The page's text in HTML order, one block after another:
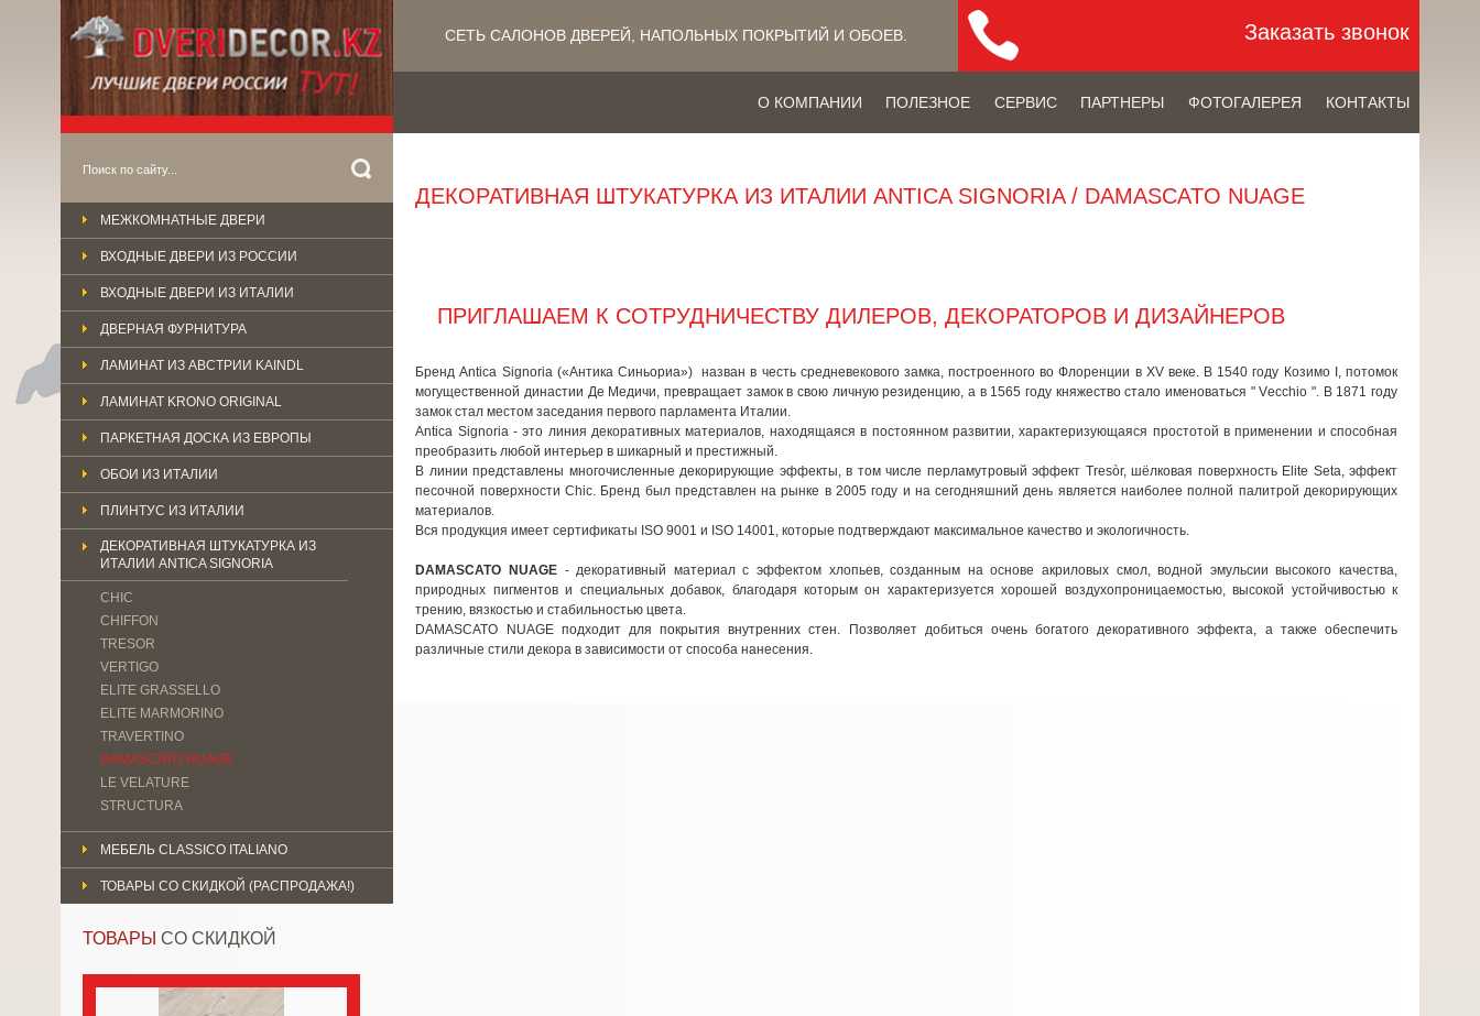
СЕТЬ САЛОНОВ ДВЕРЕЙ, НАПОЛЬНЫХ ПОКРЫТИЙ​ И ОБОЕВ. Заказать звонок
О КОМПАНИИ ПОЛЕЗНОЕ СЕРВИС ПАРТНЕРЫ ФОТОГАЛЕРЕЯ КОНТАКТЫ
МЕЖКОМНАТНЫЕ ДВЕРИ
ВХОДНЫЕ ДВЕРИ ИЗ РОССИИ
ВХОДНЫЕ ДВЕРИ ИЗ ИТАЛИИ
ДВЕРНАЯ ФУРНИТУРА
ЛАМИНАТ ИЗ АВСТРИИ KAINDL
ЛАМИНАТ KRONO ORIGINAL
ПАРКЕТНАЯ ДОСКА ИЗ ЕВРОПЫ
ОБОИ ИЗ ИТАЛИИ
ПЛИНТУС ИЗ ИТАЛИИ
ДЕКОРАТИВНАЯ ШТУКАТУРКА ИЗ
ИТАЛИИ ANTICA SIGNORIA
CHIC
CHIFFON
TRESOR
VERTIGO
ELITE GRASSELLO
ELITE MARMORINO
TRAVERTINO
DAMASCATO NUAGE
LE VELATURE
STRUCTURA
МЕБЕЛЬ CLASSICO ITALIANO
ТОВАРЫ СО СКИДКОЙ (РАСПРОДАЖА!)
ТОВАРЫ СО СКИДКОЙ
ДЕКОРАТИВНАЯ ШТУКАТУРКА ИЗ ИТАЛИИ ANTICA SIGNORIA / DAMASCATO NUAGE
ПРИГЛАШАЕМ К СОТРУДНИЧЕСТВУ ДИЛЕРОВ, ДЕКОРАТОРОВ И ДИЗАЙНЕРОВ
Бренд Antica Signoria («Антика Синьориа») назван в честь средневекового замка, построенного во Флоренции в XV веке. В 1540 году Козимо I, потомок
могущественной династии Де Медичи, превращает замок в свою личную резиденцию, а в 1565 году княжество стало именоваться " Vеcchio ". В 1871 году
замок стал местом заседания первого парламента Италии.
Antica Signoria - это линия декоративных материалов, находящаяся в постоянном развитии, характеризующаяся простотой в применении и способная
преобразить любой интерьер в шикарный и престижный.
В линии представлены многочисленные декорирующие эффекты, в том числе перламутровый эффект Tresòr, шёлковая поверхность Elite Seta, эффект
песочной поверхности Chic. Бренд был представлен на рынке в 2005 году и на сегодняшний день является наиболее полной палитрой декорирующих
материалов.
Вся продукция имеет сертификаты ISO 9001 и ISO 14001, которые подтверждают максимальное качество и экологичность.
DAMASCATO NUAGE- декоративный материал с эффектом хлопьев, созданным на основе акриловых смол, водной эмульсии высокого качества,
природных пигментов и специальных добавок, благодаря которым он характеризуется хорошей воздухопроницаемостью, высокой устойчивостью к
трению, вязкостью и стабильностью цвета.
DAMASCATO NUAGE подходит для покрытия внутренних стен. Позволяет добиться очень богатого декоративного эффекта, а также обеспечить
различные стили декора в зависимости от способа нанесения.